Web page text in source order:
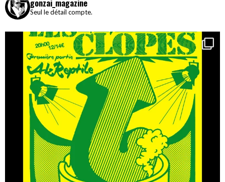
gonzai_magazine
Seul le détail compte.